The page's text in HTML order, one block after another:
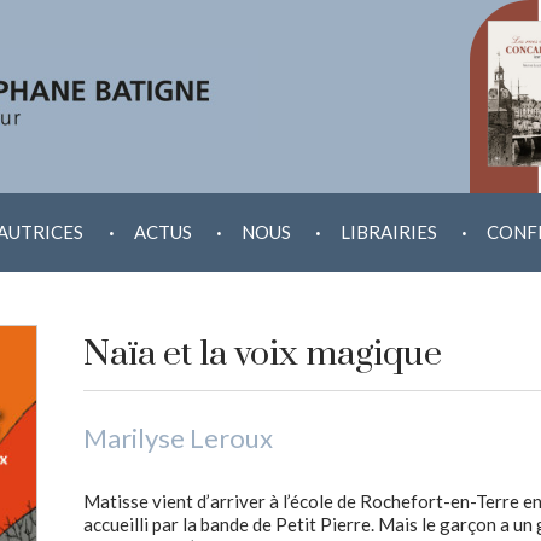
. ACTUS . NOUS . LIBRAIRIES .
Naïa et la voix magique
Marilyse Leroux
Matisse vient d’arriver à l’école de Rochefort-en-Terre
accueilli par la bande de Petit Pierre. Mais le garçon a un